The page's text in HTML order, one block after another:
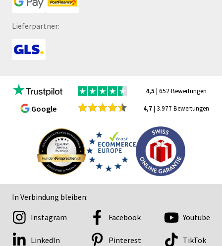
Lieferpartner:
4,5 | 652 Bewertungen
Google 4,7| 3.977 Bewertungen
In Verbindung bleiben:
Instagram Facebook Youtube
LinkedIn Pinterest TikTok